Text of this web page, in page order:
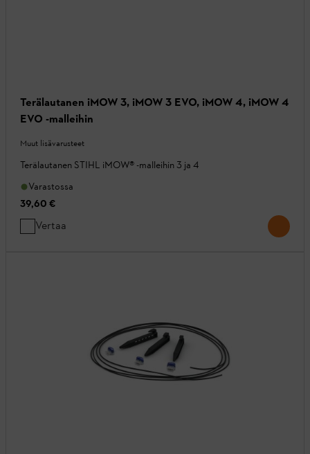
Terälautanen iMOW 3, iMOW 3 EVO, iMOW 4, iMOW 4
EVO -malleihin
Muut lisävarusteet
Terälautanen STIHL iMOW® -malleihin 3 ja 4
Varastossa
39,60 €
Vertaa